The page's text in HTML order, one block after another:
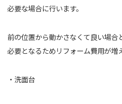
必要な場合に行います。
前の位置から動かさなくて良い場合
必要となるためリフォーム費用が増
・洗面台